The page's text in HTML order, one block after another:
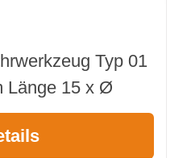
Typ 01
Länge 15 x Ø